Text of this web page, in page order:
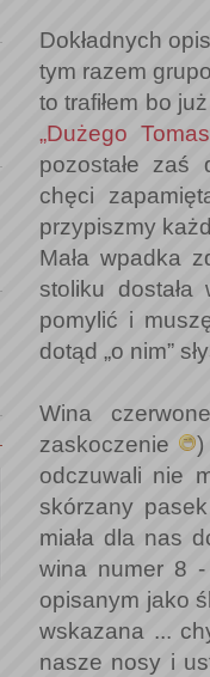
Dokładnych
tym razem
to trafiłem bo
„Dużego
pozostałe zaś
chęci
przypiszmy
Mała wpadka
stoliku
pomylić i
dotąd „o nim”
Wina
zaskoczenie
)
odczuwali nie
skórzany
miała dla nas
wina numer 8
opisanym jako
wskazana ...
nasze nosy i